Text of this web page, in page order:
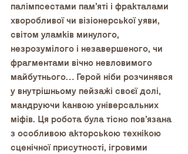
палімпсестами пам’яті і фракталами
хворобливої чи візіонерської уяви,
світом уламків минулого,
незрозумілого і незавершеного, чи
фрагментами вічно невловимого
майбутнього… Герой ніби розчинявся
у внутрішньому пейзажі своєї долі,
мандруючи канвою універсальних
міфів. Ця робота була тісно пов’язана
з особливою акторською технікою
сценічної присутності, ігровими